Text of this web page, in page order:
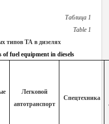
Таблица 1
Table 1
типов ТА в дизелях
fuel equipment in diesels
Легковой
автотранспорт
Спецтехника